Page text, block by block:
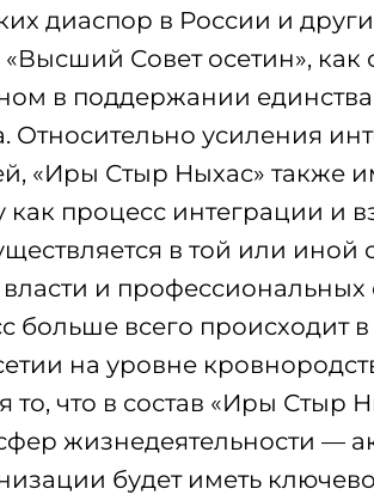
диаспор в России и
Совет осетин», как
в поддержании
усиления
«Иры Стыр Ныхас» также
как процесс интеграции и
в той или иной
и
больше всего происходит
на уровне
что в состав «Иры Стыр
жизнедеятельности —
будет иметь